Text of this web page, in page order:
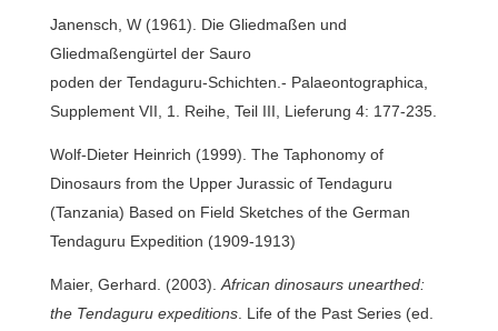
Janensch, W (1961). Die Gliedmaßen und
Gliedmaßengürtel der Sauro
poden der Tendaguru-Schichten.- Palaeontographica,
Supplement VII, 1. Reihe, Teil III, Lieferung 4: 177-235.
Wolf-Dieter Heinrich (1999). The Taphonomy of
Dinosaurs from the Upper Jurassic of Tendaguru
(Tanzania) Based on Field Sketches of the German
Tendaguru Expedition (1909-1913)
Maier, Gerhard. (2003). African dinosaurs unearthed:
the Tendaguru expeditions. Life of the Past Series (ed.